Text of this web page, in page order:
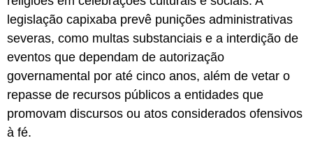
legislação capixaba prevê punições administrativas
severas, como multas substanciais e a interdição de
eventos que dependam de autorização
governamental por até cinco anos, além de vetar o
repasse de recursos públicos a entidades que
promovam discursos ou atos considerados ofensivos
à fé.